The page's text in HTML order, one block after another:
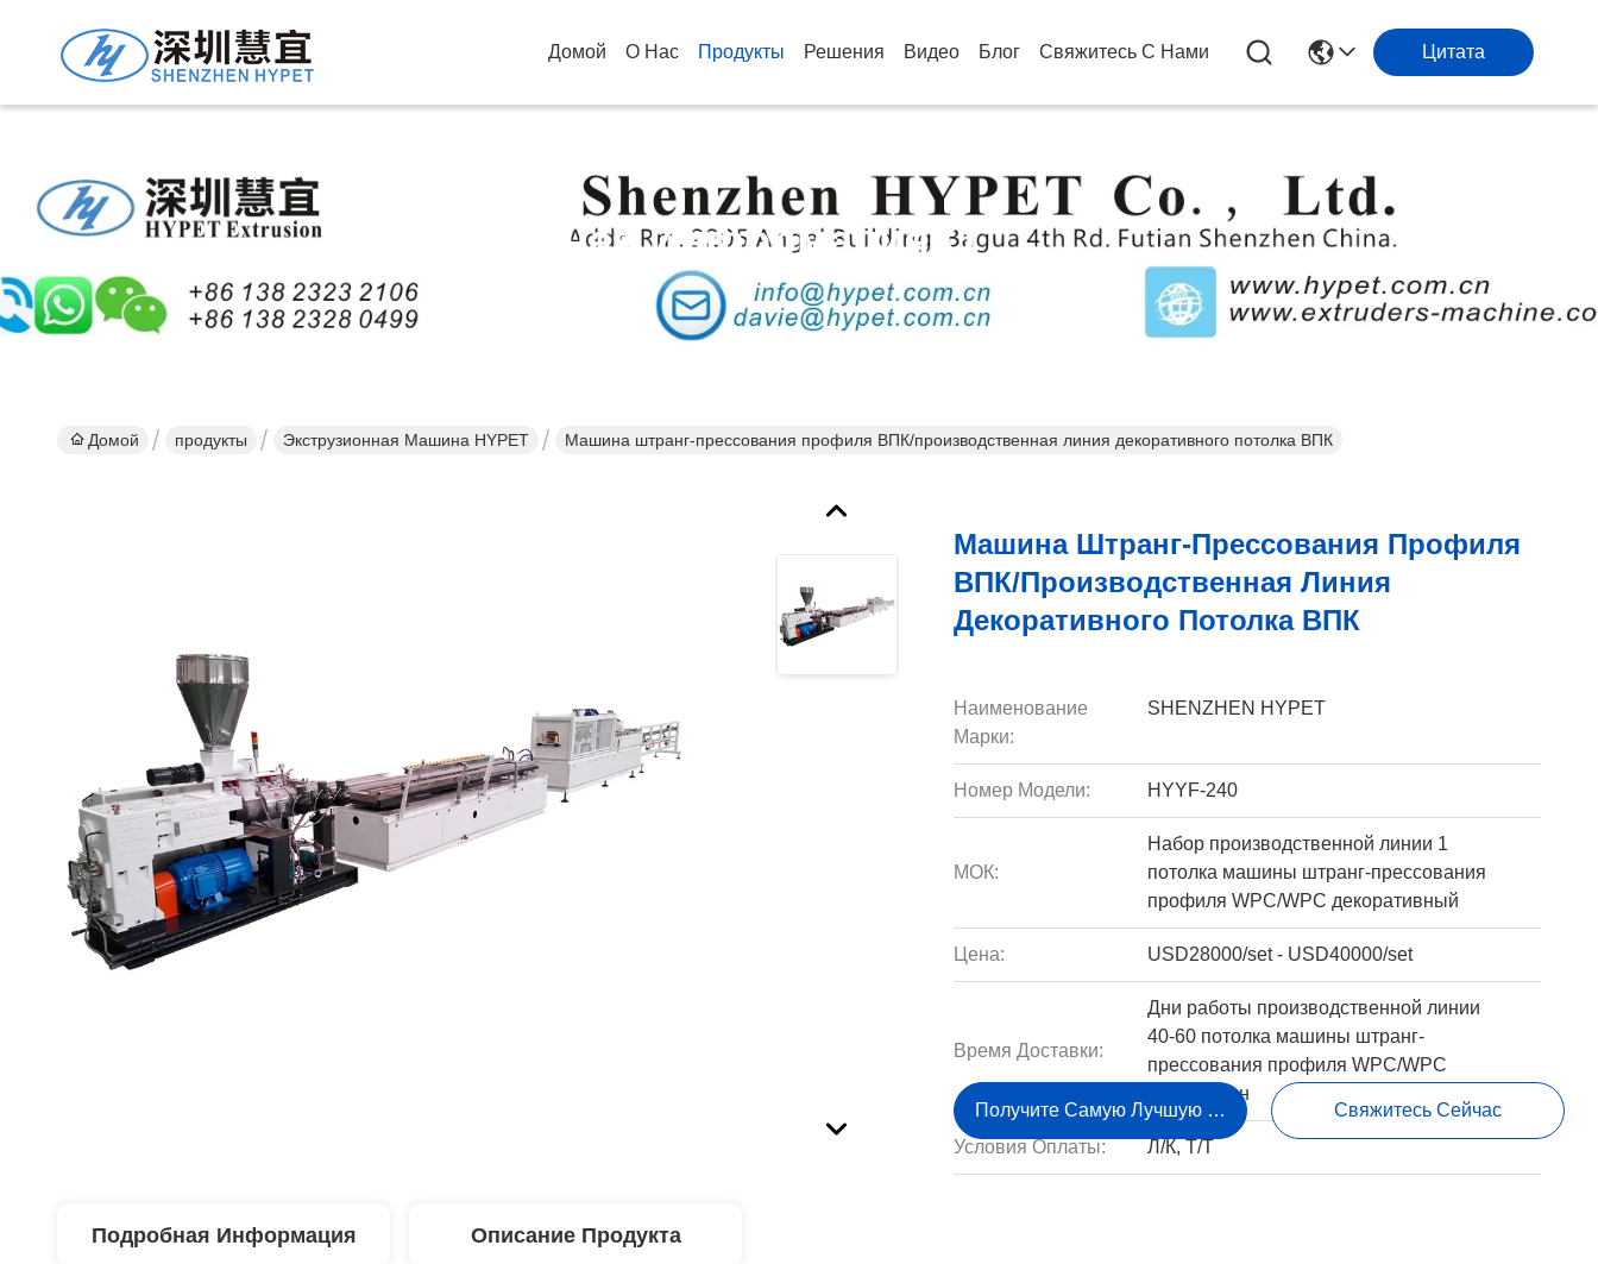
Домой О Нас Продукты Решения Видео Блог Свяжитесь С Нами Цитата
Подробная Информация О
Продукции
Домой продукты Экструзионная Машина HYPET Машина штранг-прессования профиля ВПК/производственная линия декоративного потолка ВПК
Машина Штранг-Прессования Профиля
ВПК/производственная Линия
Декоративного Потолка ВПК
Наименование
Марки:
SHENZHEN HYPET
Номер Модели: HYYF-240
МОК:
Набор производственной линии 1
потолка машины штранг-прессования
профиля WPC/WPC декоративный
Цена: USD28000/set - USD40000/set
Время Доставки:
Дни работы производственной линии
40-60 потолка машины штранг-
прессования профиля WPC/WPC
декоративн
Условия Оплаты: Л/К, Т/Т
Получите Самую Лучшую Цену Свяжитесь Сейчас
Подробная Информация Описание Продукта